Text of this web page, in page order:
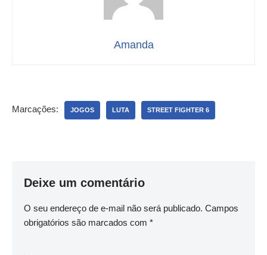
Amanda
Marcações: JOGOS LUTA STREET FIGHTER 6
Deixe um comentário
O seu endereço de e-mail não será publicado. Campos
obrigatórios são marcados com *